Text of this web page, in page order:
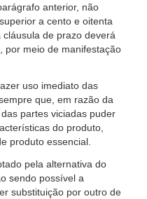
anterior, não
a cento e oitenta
de prazo deverá
por meio de manifestação
uso imediato das
que, em razão da
partes viciadas puder
do produto,
produto essencial.
pela alternativa do
sendo possível a
substituição por outro de